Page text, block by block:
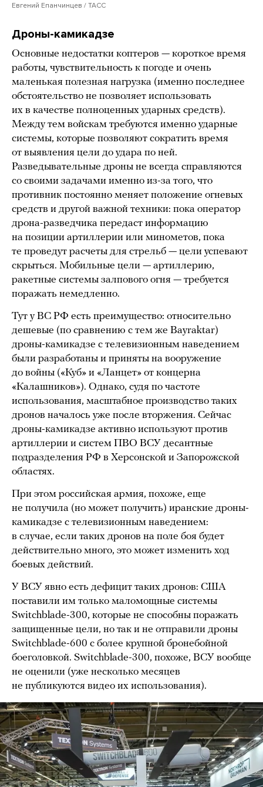
Евгений Епанчинцев / ТАСС
Дроны-камикадзе
Основные недостатки коптеров — короткое время
работы, чувствительность к погоде и очень
маленькая полезная нагрузка (именно последнее
обстоятельство не позволяет использовать
их в качестве полноценных ударных средств).
Между тем войскам требуются именно ударные
системы, которые позволяют сократить время
от выявления цели до удара по ней.
Разведывательные дроны не всегда справляются
со своими задачами именно из-за того, что
противник постоянно меняет положение огневых
средств и другой важной техники: пока оператор
дрона-разведчика передаст информацию
на позиции артиллерии или минометов, пока
те проведут расчеты для стрельб — цели успевают
скрыться. Мобильные цели — артиллерию,
ракетные системы залпового огня — требуется
поражать немедленно.
Тут у ВС РФ есть преимущество: относительно
дешевые (по сравнению с тем же Bayraktar)
дроны-камикадзе с телевизионным наведением
были разработаны и приняты на вооружение
до войны («Куб» и «Ланцет» от концерна
«Калашников»). Однако, судя по частоте
использования, масштабное производство таких
дронов началось уже после вторжения. Сейчас
дроны-камикадзе активно используют против
артиллерии и систем ПВО ВСУ десантные
подразделения РФ в Херсонской и Запорожской
областях.
При этом российская армия, похоже, еще
не получила (но может получить) иранские дроны-
камикадзе с телевизионным наведением:
в случае, если таких дронов на поле боя будет
действительно много, это может изменить ход
боевых действий.
У ВСУ явно есть дефицит таких дронов: США
поставили им только маломощные системы
Switchblade-300, которые не способны поражать
защищенные цели, но так и не отправили дроны
Switchblade-600 с более крупной бронебойной
боеголовкой. Switchblade-300, похоже, ВСУ вообще
не оценили (уже несколько месяцев
не публикуются видео их использования).